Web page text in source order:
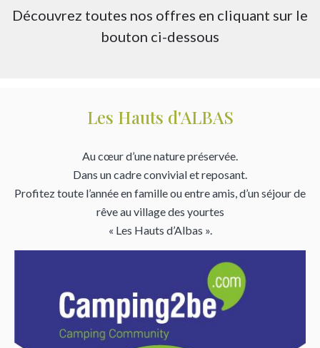
Découvrez toutes nos offres en cliquant sur le
bouton ci-dessous
Les Hauts d'ALBAS
Au cœur d’une nature préservée.
Dans un cadre convivial et reposant.
Profitez toute l’année en famille ou entre amis, d’un séjour de
rêve au village des yourtes
« Les Hauts d’Albas ».